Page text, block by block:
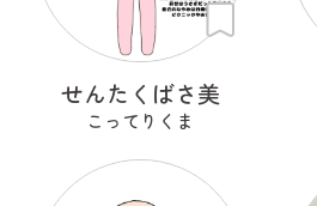
せんたくばさ美
こってりくま